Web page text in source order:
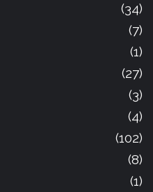
(34)
(7)
(1)
(27)
(3)
(4)
(102)
(8)
(1)